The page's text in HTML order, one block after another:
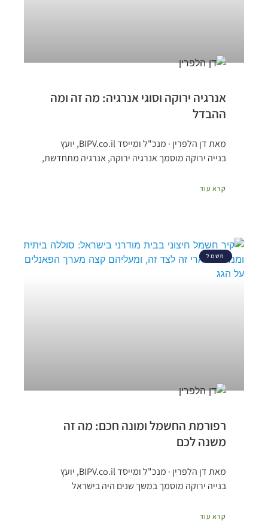
אנרגיה ירוקה וסוגי אנרגיה: מה זה ומה
ההבדל
מאת דן הלפרין · מנכ"ל ומייסד BIPV.co.il, יועץ
בנייה ירוקה מוסמך אנרגיה ירוקה, אנרגיה מתחדשת,
קרא עוד
חשמל
רפורמת החשמל ומונה חכם: מה זה
משנה לכם
מאת דן הלפרין · מנכ"ל ומייסד BIPV.co.il, יועץ
בנייה ירוקה מוסמך במשך שנים היה בישראל
קרא עוד